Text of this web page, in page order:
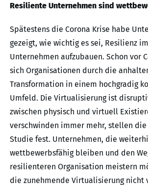
Resiliente Unternehmen sind
Spätestens die Corona Krise habe
gezeigt, wie wichtig es sei, Resilienz
Unternehmen aufzubauen. Schon vor
sich Organisationen durch die
Transformation in einem hochgradig
Umfeld. Die Virtualisierung ist
zwischen physisch und virtuell
verschwinden immer mehr, stellen
Studie fest. Unternehmen, die
wettbewerbsfähig bleiben und den
resilienteren Organisation meistern
die zunehmende Virtualisierung nicht